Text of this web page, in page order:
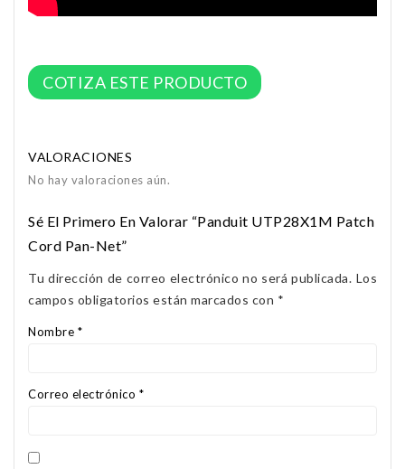
COTIZA ESTE PRODUCTO
VALORACIONES
No hay valoraciones aún.
Sé El Primero En Valorar “Panduit UTP28X1M Patch
Cord Pan-Net”
Tu dirección de correo electrónico no será publicada. Los
campos obligatorios están marcados con *
Nombre *
Correo electrónico *